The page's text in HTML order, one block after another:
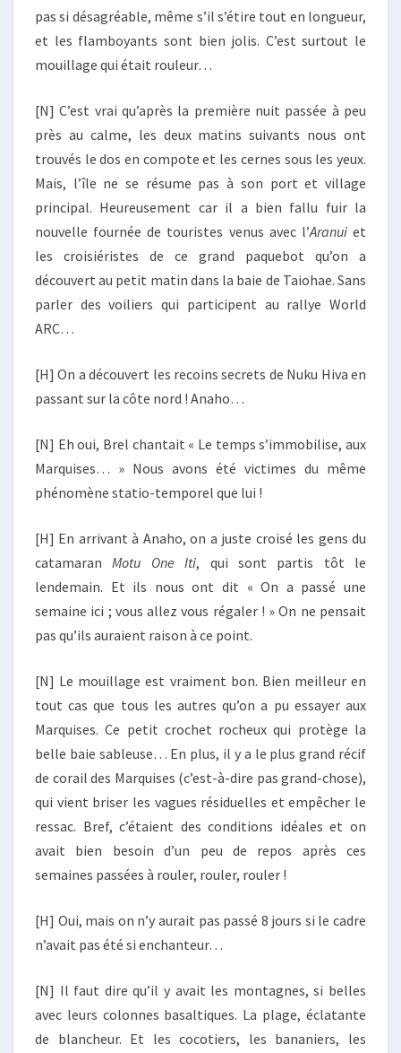
pas si désagréable, même s’il s’étire tout en longueur,
et les flamboyants sont bien jolis. C’est surtout le
mouillage qui était rouleur…
[N] C’est vrai qu’après la première nuit passée à peu
près au calme, les deux matins suivants nous ont
trouvés le dos en compote et les cernes sous les yeux.
Mais, l’île ne se résume pas à son port et village
principal. Heureusement car il a bien fallu fuir la
nouvelle fournée de touristes venus avec l’Aranuiet
les croisiéristes de ce grand paquebot qu’on a
découvert au petit matin dans la baie de Taiohae. Sans
parler des voiliers qui participent au rallye World
ARC…
[H] On a découvert les recoins secrets de Nuku Hiva en
passant sur la côte nord ! Anaho…
[N] Eh oui, Brel chantait « Le temps s’immobilise, aux
Marquises… » Nous avons été victimes du même
phénomène statio-temporel que lui !
[H] En arrivant à Anaho, on a juste croisé les gens du
catamaranMotu One Iti, qui sont partis tôt le
lendemain. Et ils nous ont dit « On a passé une
semaine ici ; vous allez vous régaler ! » On ne pensait
pas qu’ils auraient raison à ce point.
[N] Le mouillage est vraiment bon. Bien meilleur en
tout cas que tous les autres qu’on a pu essayer aux
Marquises. Ce petit crochet rocheux qui protège la
belle baie sableuse… En plus, il y a le plus grand récif
de corail des Marquises (c’est-à-dire pas grand-chose),
qui vient briser les vagues résiduelles et empêcher le
ressac. Bref, c’étaient des conditions idéales et on
avait bien besoin d’un peu de repos après ces
semaines passées à rouler, rouler, rouler !
[H] Oui, mais on n’y aurait pas passé 8 jours si le cadre
n’avait pas été si enchanteur…
[N] Il faut dire qu’il y avait les montagnes, si belles
avec leurs colonnes basaltiques. La plage, éclatante
de blancheur. Et les cocotiers, les bananiers, les